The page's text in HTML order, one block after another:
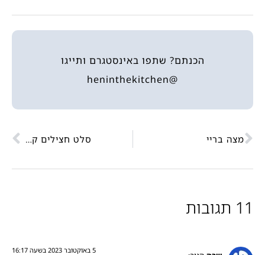
הכנתם? שתפו באינסטגרם ותייגו
@heninthekitchen
מצה בריי סלט חצילים קלויים וטחינה
11 תגובות
5 באוקטובר 2023 בשעה 16:17